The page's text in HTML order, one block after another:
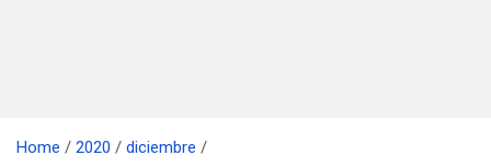
Home 2020
diciembre